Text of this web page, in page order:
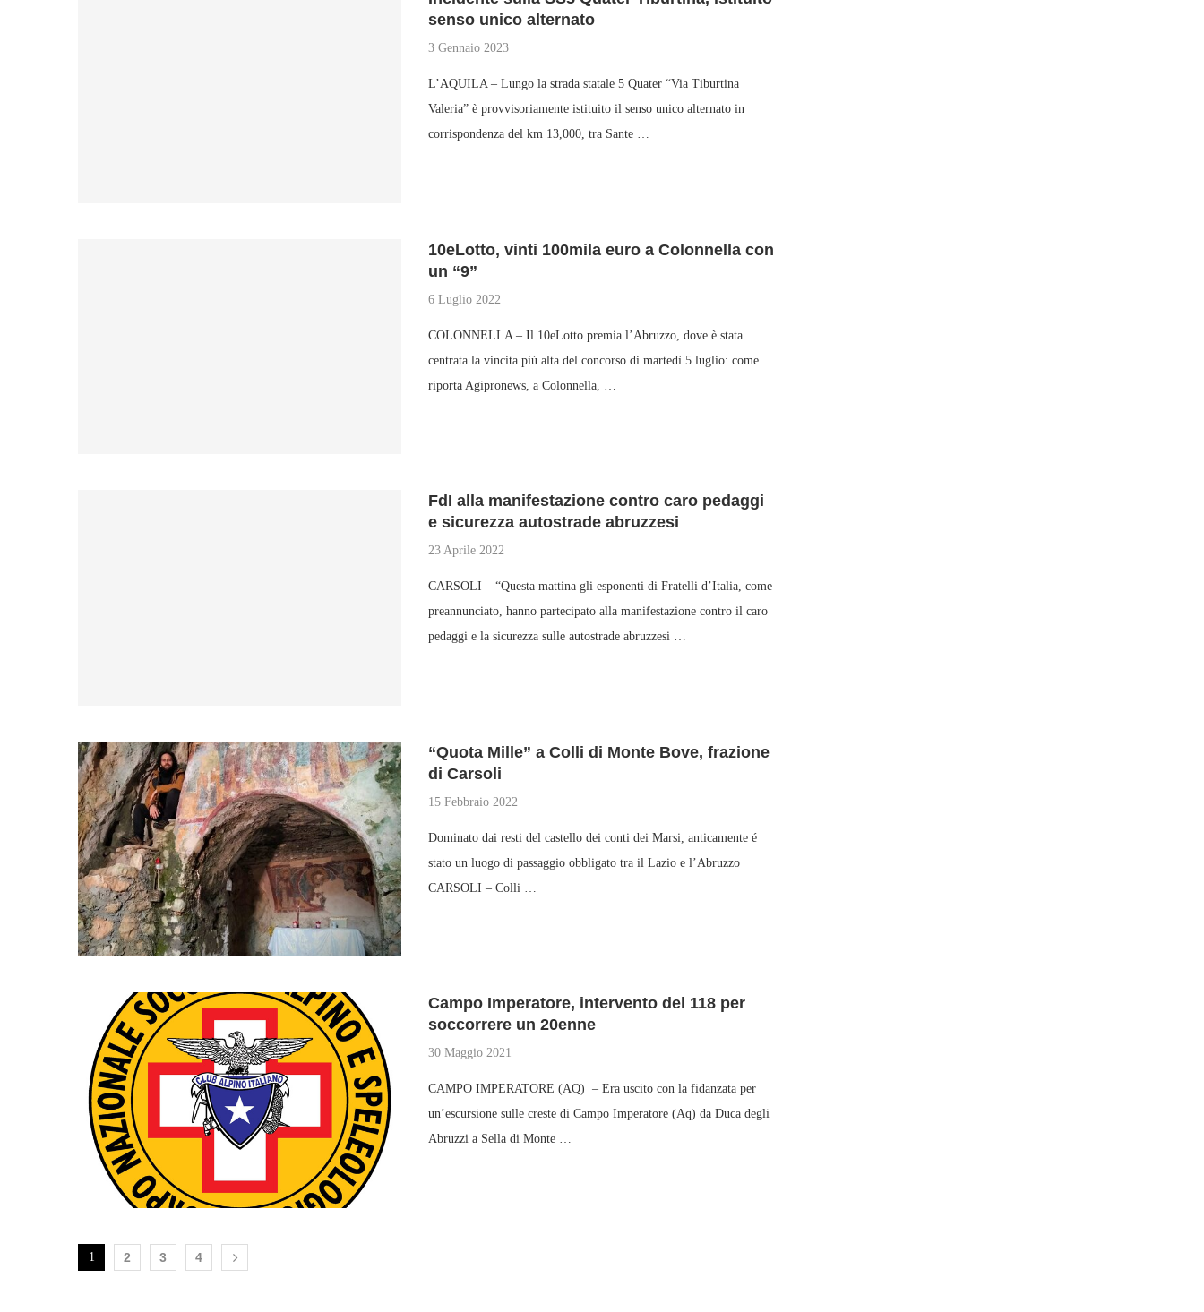
senso unico alternato
3 Gennaio 2023
L’AQUILA – Lungo la strada statale 5 Quater “Via Tiburtina
Valeria” è provvisoriamente istituito il senso unico alternato in
corrispondenza del km 13,000, tra Sante …
10eLotto, vinti 100mila euro a Colonnella con
un “9”
6 Luglio 2022
COLONNELLA – Il 10eLotto premia l’Abruzzo, dove è stata
centrata la vincita più alta del concorso di martedì 5 luglio: come
riporta Agipronews, a Colonnella, …
FdI alla manifestazione contro caro pedaggi
e sicurezza autostrade abruzzesi
23 Aprile 2022
CARSOLI – “Questa mattina gli esponenti di Fratelli d’Italia, come
preannunciato, hanno partecipato alla manifestazione contro il caro
pedaggi e la sicurezza sulle autostrade abruzzesi …
“Quota Mille” a Colli di Monte Bove, frazione
di Carsoli
15 Febbraio 2022
Dominato dai resti del castello dei conti dei Marsi, anticamente é
stato un luogo di passaggio obbligato tra il Lazio e l’Abruzzo
CARSOLI – Colli …
Campo Imperatore, intervento del 118 per
soccorrere un 20enne
30 Maggio 2021
CAMPO IMPERATORE (AQ) – Era uscito con la fidanzata per
un’escursione sulle creste di Campo Imperatore (Aq) da Duca degli
Abruzzi a Sella di Monte …
1 2 3 4